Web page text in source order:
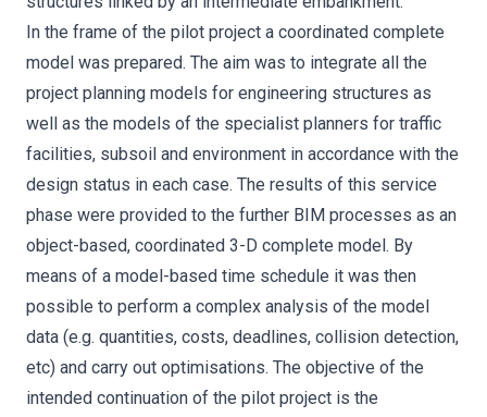
In the frame of the pilot project a coordinated complete
model was prepared. The aim was to integrate all the
project planning models for engineering structures as
well as the models of the specialist planners for traffic
facilities, subsoil and environment in accordance with the
design status in each case. The results of this service
phase were provided to the further BIM processes as an
object-based, coordinated 3-D complete model. By
means of a model-based time schedule it was then
possible to perform a complex analysis of the model
data (e.g. quantities, costs, deadlines, collision detection,
etc) and carry out optimisations. The objective of the
intended continuation of the pilot project is the